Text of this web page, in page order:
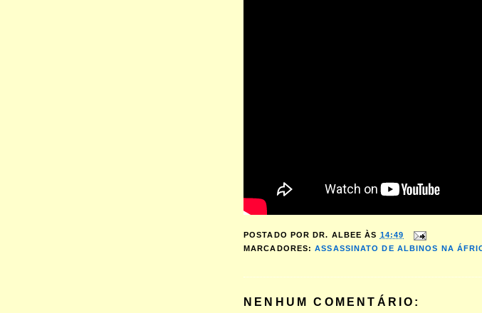
POSTADO POR DR. ALBEE ÀS 14:49
MARCADORES:ASSASSINATO DE ALBINOS NA
NENHUM COMENTÁRIO: